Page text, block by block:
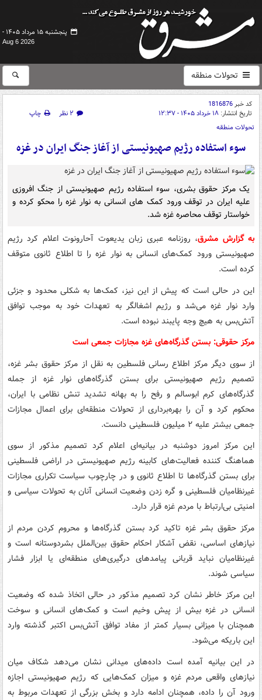
پنجشنبه ۱۵ مرداد ۱۴۰۵ -
Aug 6 2026
تحولات منطقه
کد خبر1816876
تاریخ انتشار: ۱۸ خرداد ۱۴۰۵ - ۱۲:۳۷ ۲ نظر
چاپ
تحولات منطقه
سوء استفاده رژیم صهیونیستی از آغاز جنگ ایران در غزه
یک مرکز حقوق بشری، سوء استفاده رژیم صهیونیستی از جنگ افروزی
علیه ایران در توقف ورود کمک های انسانی به نوار غزه را محکو کرده و
خواستار توقف محاصره غزه شد.
به گزارش مشرق، روزنامه عبری زبان یدیعوت آحارونوت اعلام کرد رژیم
صهیونیستی ورود کمک‌های انسانی به نوار غزه را تا اطلاع ثانوی متوقف
کرده است.
این در حالی است که پیش از این نیز، کمک‌ها به شکلی محدود و جزئی
وارد نوار غزه می‌شد و رژیم اشغالگر به تعهدات خود به موجب توافق
آتش‌بس به هیچ وجه پایبند نبوده است.
مرکز حقوقی: بستن گذرگاه‌های غزه مجازات جمعی است
از سوی دیگر مرکز اطلاع رسانی فلسطین به نقل از مرکز حقوق بشر غزه،
تصمیم رژیم صهیونیستی برای بستن گذرگاه‌های نوار غزه از جمله
گذرگاه‌های کرم ابوسالم و رفح را به بهانه تشدید تنش نظامی با ایران،
محکوم کرد و آن را بهره‌برداری از تحولات منطقه‌ای برای اعمال مجازات
جمعی بیشتر علیه ۲ میلیون فلسطینی دانست.
این مرکز امروز دوشنبه در بیانیه‌ای اعلام کرد تصمیم مذکور از سوی
هماهنگ ‌کننده فعالیت‌های کابینه رژیم صهیونیستی در اراضی فلسطینی
برای بستن گذرگاه‌ها تا اطلاع ثانوی و در چارچوب سیاست تکراری مجازات
غیرنظامیان فلسطینی و گره زدن وضعیت انسانی آنان به تحولات سیاسی و
امنیتی بی‌ارتباط با مردم غزه قرار دارد.
مرکز حقوق بشر غزه تاکید کرد بستن گذرگاه‌ها و محروم کردن مردم از
نیازهای اساسی، نقض آشکار احکام حقوق بین‌الملل بشردوستانه است و
غیرنظامیان نباید قربانی پیامدهای درگیری‌های منطقه‌ای یا ابزار فشار
سیاسی شوند.
این مرکز خاطر نشان کرد تصمیم مذکور در حالی اتخاذ شده که وضعیت
انسانی در غزه بیش از پیش وخیم است و کمک‌های انسانی و سوخت
همچنان با میزانی بسیار کمتر از مفاد توافق آتش‌بس اکتبر گذشته وارد
این باریکه می‌شود.
در این بیانیه آمده است داده‌های میدانی نشان می‌دهد شکاف میان
نیازهای واقعی مردم غزه و میزان کمک‌هایی که رژیم صهیونیستی اجازه
ورود آن را داده، همچنان ادامه دارد و بخش بزرگی از تعهدات مربوط به